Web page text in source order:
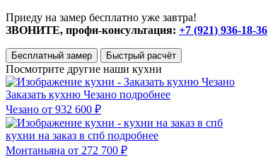
Приеду на замер бесплатно уже завтра!
ЗВОНИТЕ, профи-консультация: +7 (921) 936-18-36
Бесплатный замер Быстрый расчёт
Посмотрите другие наши кухни
Заказать кухню Чезано подробнее
Чезано от 932 600 ₽
кухни на заказ в спб подробнее
Монтаньяна от 272 700 ₽